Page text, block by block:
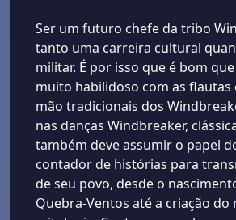
Ser um futuro chefe da tribo
tanto uma carreira cultural
militar. É por isso que é bom
muito habilidoso com as flautas
mão tradicionais dos
nas danças Windbreaker,
também deve assumir o papel
contador de histórias para
de seu povo, desde o
Quebra-Ventos até a criação do